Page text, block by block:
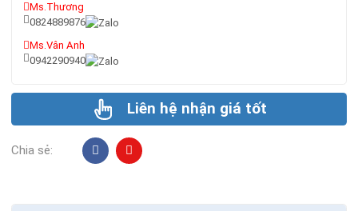
Ms.Thương
0824889876
Ms.Vân Anh
0942290940
Liên hệ nhận giá tốt
Chia sẻ: